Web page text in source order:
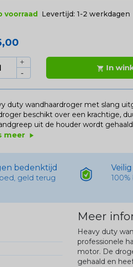
voorraad Levertijd: 1-2 werkdagen
 In
duty wandhaardroger met slang
beschikt over een krachtige,
uit de houder wordt
meer play_arrow
bedenktijd
geld terug
Meer
Heavy duty
professionele
motor. De
gehaald en